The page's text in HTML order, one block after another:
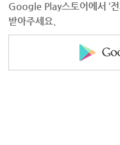
Google Play스토어에서 ‘
받아주세요.